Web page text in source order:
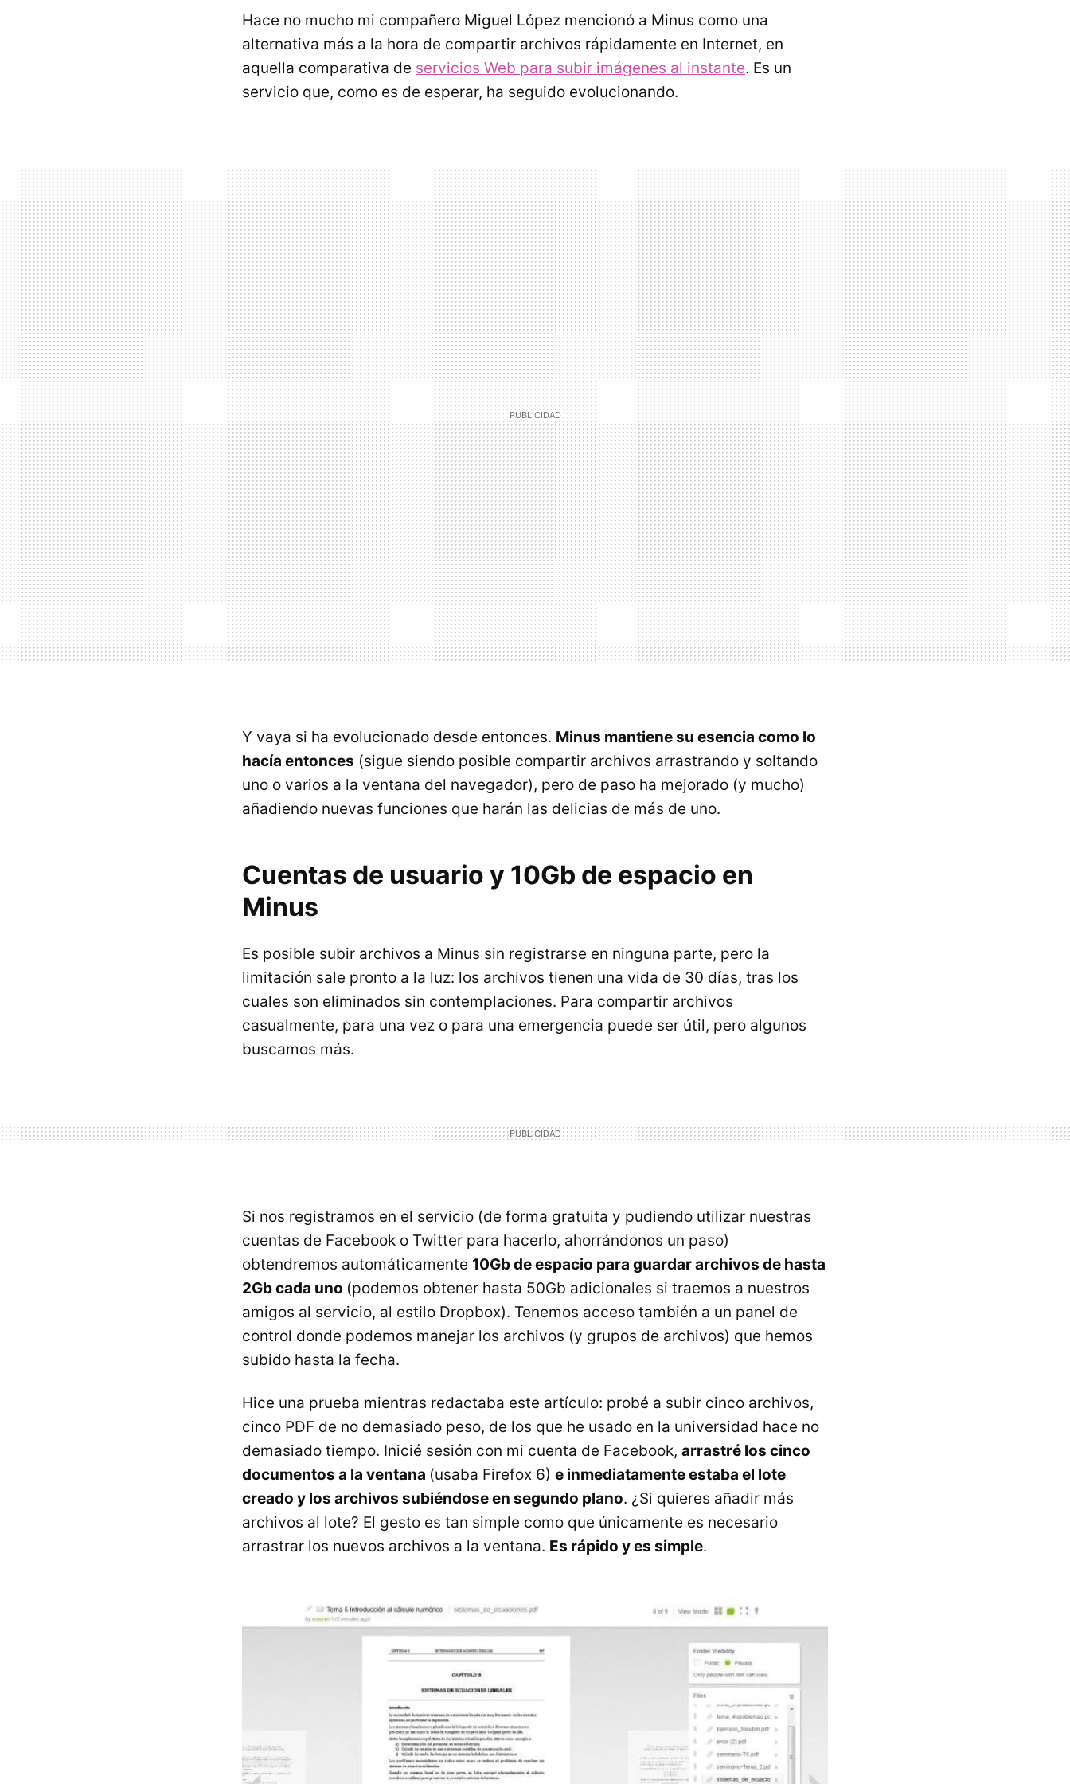
Hace no mucho mi compañero Miguel López mencionó a Minus como una
alternativa más a la hora de compartir archivos rápidamente en Internet, en
aquella comparativa de servicios Web para subir imágenes al instante. Es un
servicio que, como es de esperar, ha seguido evolucionando.
Y vaya si ha evolucionado desde entonces. Minus mantiene su esencia como lo
hacía entonces (sigue siendo posible compartir archivos arrastrando y soltando
uno o varios a la ventana del navegador), pero de paso ha mejorado (y mucho)
añadiendo nuevas funciones que harán las delicias de más de uno.
Cuentas de usuario y 10Gb de espacio en
Minus
Es posible subir archivos a Minus sin registrarse en ninguna parte, pero la
limitación sale pronto a la luz: los archivos tienen una vida de 30 días, tras los
cuales son eliminados sin contemplaciones. Para compartir archivos
casualmente, para una vez o para una emergencia puede ser útil, pero algunos
buscamos más.
Si nos registramos en el servicio (de forma gratuita y pudiendo utilizar nuestras
cuentas de Facebook o Twitter para hacerlo, ahorrándonos un paso)
obtendremos automáticamente 10Gb de espacio para guardar archivos de hasta
2Gb cada uno (podemos obtener hasta 50Gb adicionales si traemos a nuestros
amigos al servicio, al estilo Dropbox). Tenemos acceso también a un panel de
control donde podemos manejar los archivos (y grupos de archivos) que hemos
subido hasta la fecha.
Hice una prueba mientras redactaba este artículo: probé a subir cinco archivos,
cinco PDF de no demasiado peso, de los que he usado en la universidad hace no
demasiado tiempo. Inicié sesión con mi cuenta de Facebook, arrastré los cinco
documentos a la ventana (usaba Firefox 6) e inmediatamente estaba el lote
creado y los archivos subiéndose en segundo plano. ¿Si quieres añadir más
archivos al lote? El gesto es tan simple como que únicamente es necesario
arrastrar los nuevos archivos a la ventana. Es rápido y es simple.